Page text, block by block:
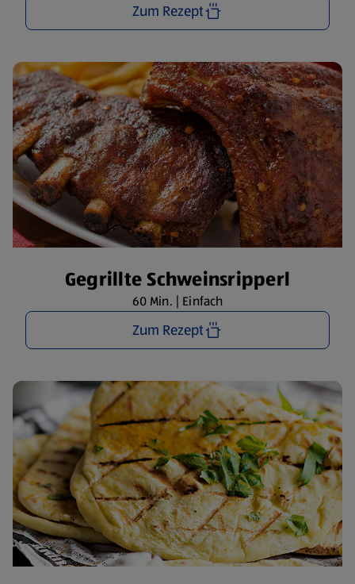
Zum Rezept
Gegrillte Schweinsripperl
60 Min. | Einfach
Zum Rezept